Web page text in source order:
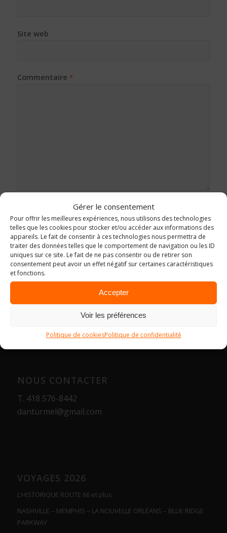
Gérer le consentement
Pour offrir les meilleures expériences, nous utilisons des technologies
telles que les cookies pour stocker et/ou accéder aux informations des
appareils. Le fait de consentir à ces technologies nous permettra de
traiter des données telles que le comportement de navigation ou les ID
uniques sur ce site. Le fait de ne pas consentir ou de retirer son
consentement peut avoir un effet négatif sur certaines caractéristiques
et fonctions.
Accepter
Voir les préférences
Politique de cookiesPolitique de confidentialité
Site web
Commentaire *
NOUS CONTACTER
T. 418 576-8442
danturmel@gmail.com
VOYAGES 2026
L’HISTORIQUE ROUTE 66 et plus
NASHVILLE – MEMPHIS – LA NOUVELLE ORLÉANS – BLUE RIDGE
PARKWAY